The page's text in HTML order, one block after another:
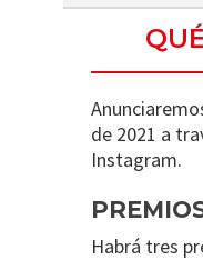
de 2021 a
Instagram.
Habrá tres